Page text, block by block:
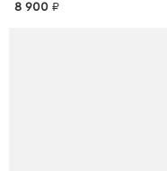
8 900 ₽